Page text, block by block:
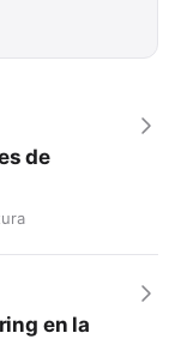
de
en la